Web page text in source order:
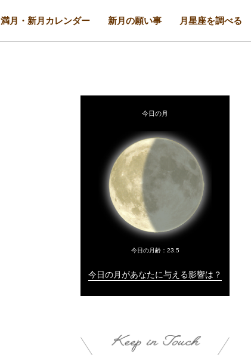
満月・新月カレンダー 新月の願い事 月星座を調べる
今日の月
今日の月齢： 23.5
今日の月があなたに与える影響は？